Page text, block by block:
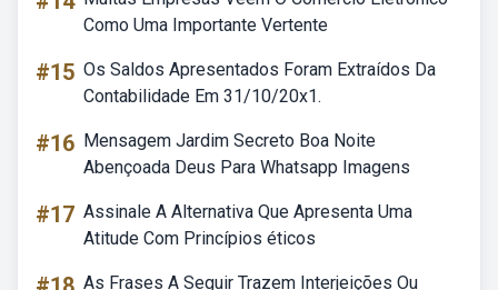
Como Uma Importante Vertente
#15 Os Saldos Apresentados Foram Extraídos Da
Contabilidade Em 31/10/20x1.
#16 Mensagem Jardim Secreto Boa Noite
Abençoada Deus Para Whatsapp Imagens
#17 Assinale A Alternativa Que Apresenta Uma
Atitude Com Princípios éticos
As Frases A Seguir Trazem Interjeições Ou